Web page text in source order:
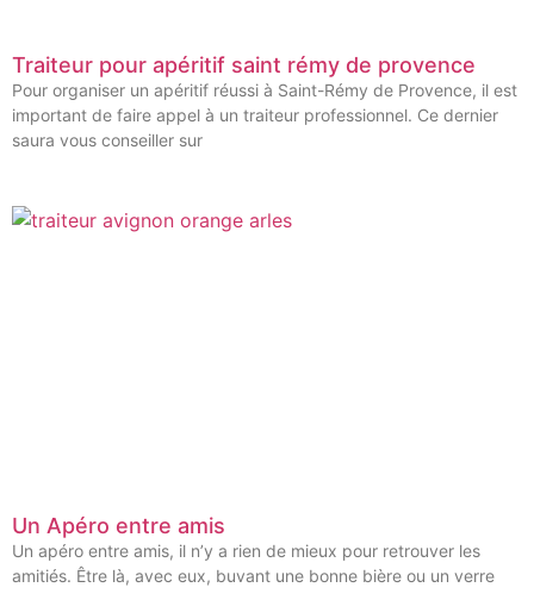
Traiteur pour apéritif saint rémy de provence
Pour organiser un apéritif réussi à Saint-Rémy de Provence, il est
important de faire appel à un traiteur professionnel. Ce dernier
saura vous conseiller sur
Un Apéro entre amis
Un apéro entre amis, il n’y a rien de mieux pour retrouver les
amitiés. Être là, avec eux, buvant une bonne bière ou un verre